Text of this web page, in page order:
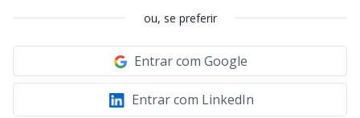
ou, se preferir
Entrar com Google
Entrar com LinkedIn